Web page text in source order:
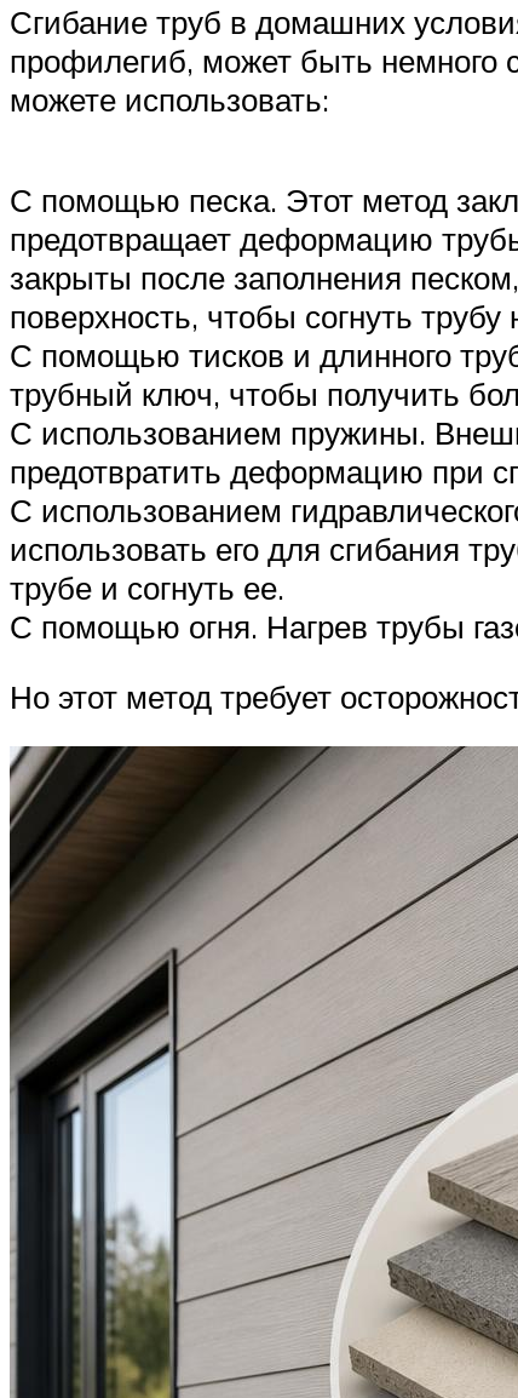
Сгибание труб в домашних
профилегиб, может быть немного
можете использовать:
С помощью песка. Этот метод
предотвращает деформацию
закрыты после заполнения
поверхность, чтобы согнуть
С помощью тисков и длинного
трубный ключ, чтобы получить
С использованием пружины.
предотвратить деформацию при
С использованием
использовать его для сгибания
трубе и согнуть ее.
С помощью огня. Нагрев трубы
Но этот метод требует